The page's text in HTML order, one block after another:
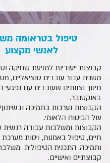
טיפול בטראומה
לאנשי מקצוע
קבוצות ייעודיות למניעת שחיקה
משנית עבור עובדים סוציאליים,
חינוך וצוותים שעובדים עם
באוקטובר.
הקבוצות נערכות בתמיכה
של הביטוח הלאומי.
הקבוצות ומשלבות עבודה רגשית
חיים, טיפול באמנות, ויסות
ותמיכה. התכנית הטיפולית
קבוצתיים ואישיים.